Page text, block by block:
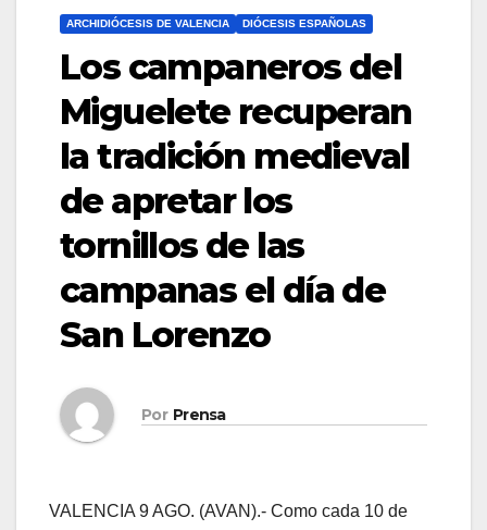
ARCHIDIÓCESIS DE VALENCIA DIÓCESIS ESPAÑOLAS
Los campaneros del
Miguelete recuperan
la tradición medieval
de apretar los
tornillos de las
campanas el día de
San Lorenzo
Por Prensa
VALENCIA 9 AGO. (AVAN).- Como cada 10 de